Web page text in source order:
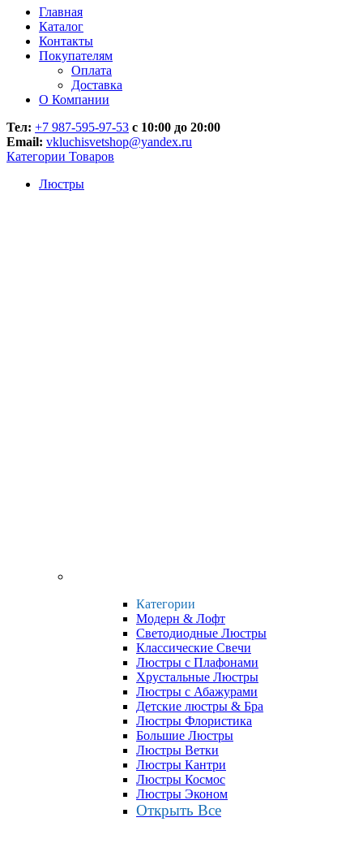
Главная
Каталог
Контакты
Покупателям
Оплата
Доставка
О Компании
Тел: +7 987-595-97-53 с 10:00 до 20:00
Email: vkluchisvetshop@yandex.ru
Категории Товаров
Люстры
Категории
Модерн & Лофт
Светодиодные Люстры
Классические Свечи
Люстры с Плафонами
Хрустальные Люстры
Люстры с Абажурами
Детские люстры & Бра
Люстры Флористика
Большие Люстры
Люстры Ветки
Люстры Кантри
Люстры Космос
Люстры Эконом
Открыть Все